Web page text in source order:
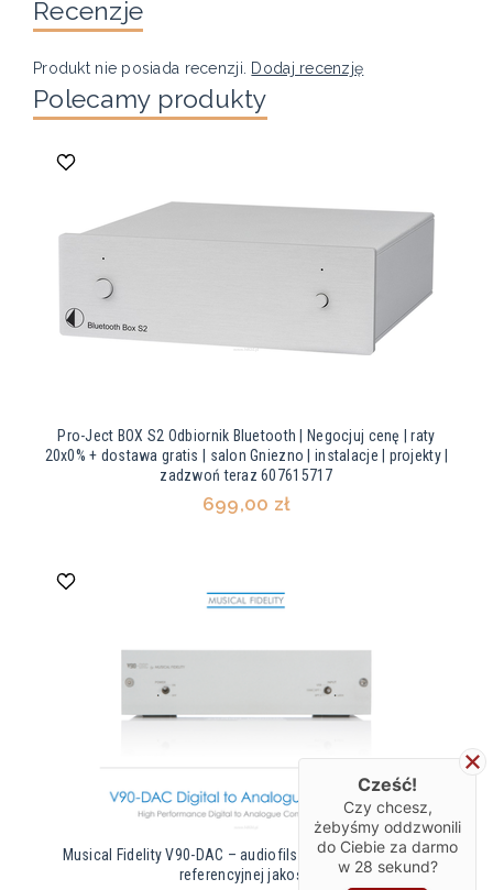
Recenzje
Produkt nie posiada recenzji. Dodaj recenzję
Polecamy produkty
Pro-Ject BOX S2 Odbiornik Bluetooth | Negocjuj cenę | raty
20x0% + dostawa gratis | salon Gniezno | instalacje | projekty |
zadzwoń teraz 607615717
699,00 zł
Musical Fidelity V90-DAC – audiofilski przetwornik C/A o
referencyjnej jakości
Cześć!
Czy chcesz,
żebyśmy oddzwonili
do Ciebie za darmo
w 28 sekund?